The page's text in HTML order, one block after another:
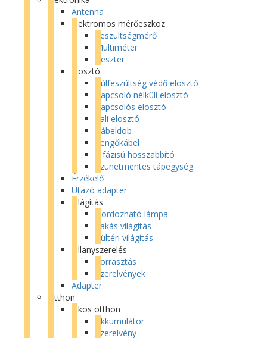
Antenna
Elektromos mérőeszköz
Feszültségmérő
Multiméter
Teszter
Elosztó
Túlfeszültség védő elosztó
Kapcsoló nélküli elosztó
Kapcsolós elosztó
Fali elosztó
Kábeldob
Lengőkábel
3 fázisú hosszabbító
Szünetmentes tápegység
Érzékelő
Utazó adapter
Világítás
Hordozható lámpa
Lakás világítás
Kültéri világítás
Villanyszerelés
Forrasztás
Szerelvények
Adapter
Otthon
Okos otthon
Akkumulátor
Szerelvény